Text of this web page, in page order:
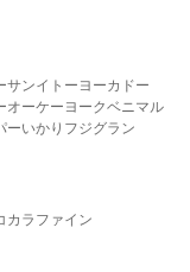
サンイトーヨーカドー
オーケー ヨークベニマル
ーいかり フジグラン
カラファイン